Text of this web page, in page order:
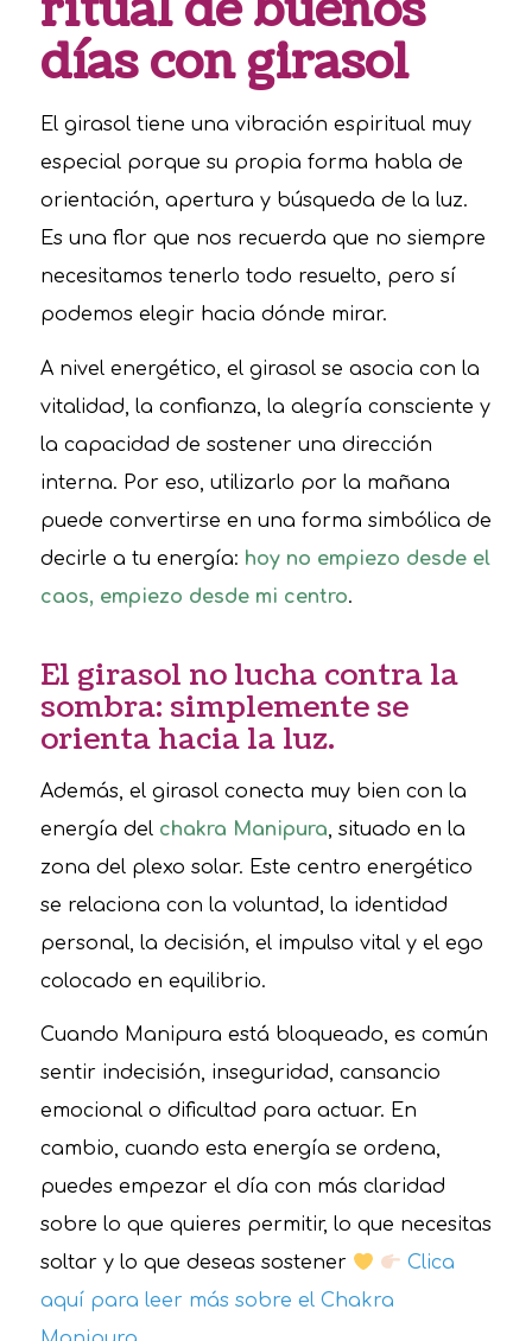
días con girasol
El girasol tiene una vibración espiritual muy
especial porque su propia forma habla de
orientación, apertura y búsqueda de la luz.
Es una flor que nos recuerda que no siempre
necesitamos tenerlo todo resuelto, pero sí
podemos elegir hacia dónde mirar.
A nivel energético, el girasol se asocia con la
vitalidad, la confianza, la alegría consciente y
la capacidad de sostener una dirección
interna. Por eso, utilizarlo por la mañana
puede convertirse en una forma simbólica de
decirle a tu energía: hoy no empiezo desde el
caos, empiezo desde mi centro.
El girasol no lucha contra la
sombra: simplemente se
orienta hacia la luz.
Además, el girasol conecta muy bien con la
energía del chakra Manipura, situado en la
zona del plexo solar. Este centro energético
se relaciona con la voluntad, la identidad
personal, la decisión, el impulso vital y el ego
colocado en equilibrio.
Cuando Manipura está bloqueado, es común
sentir indecisión, inseguridad, cansancio
emocional o dificultad para actuar. En
cambio, cuando esta energía se ordena,
puedes empezar el día con más claridad
sobre lo que quieres permitir, lo que necesitas
soltar y lo que deseas sostener
Clica
aquí para leer más sobre el Chakra